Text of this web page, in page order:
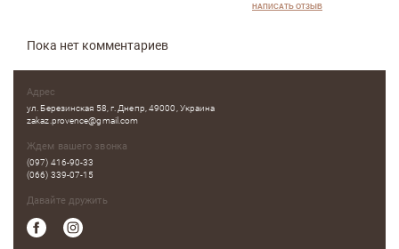
НАПИСАТЬ ОТЗЫВ
Пока нет комментариев
Адрес
ул. Березинская 58, г. Днепр, 49000, Украина
zakaz.provence@gmail.com
Ждем вашего звонка
(097) 416-90-33
(066) 339-07-15
Давайте дружить